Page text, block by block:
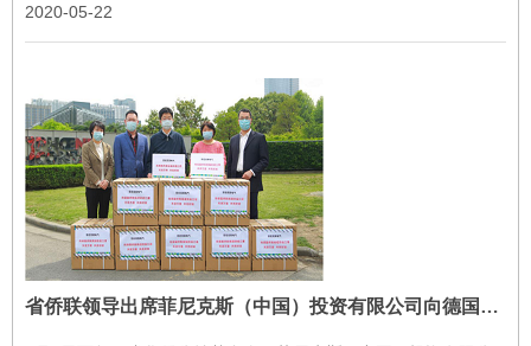
2020-05-22
省侨联领导出席菲尼克斯（中国）投资有限公司向德国侨团捐赠仪式